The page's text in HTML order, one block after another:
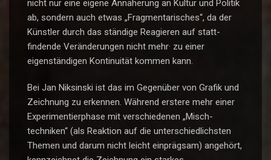
nicht nur eine eigene Annäherung an Kultur und Politik
ab, sondern auch etwas „Fragmentarisches“, da der
Künstler durch das ständige Reagieren auf statt-
findende Veränderungen nicht mehr· zu einer
eigenständigen Kontinuität kommen kann.
Bei Jan Niksinski ist das im Gegenüber von Grafik und
Zeichnung zu erkennen. Während erstere mehr einer
Experimentierphase mit verschiedenen „Misch-
techniken“ (als Reaktion auf die unterschiedlichsten
Themen und darum nicht leicht einprägsam) angehört,